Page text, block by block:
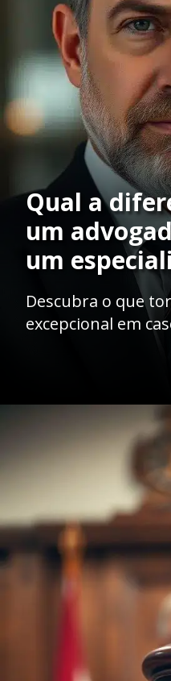
Qual a
um
um
Descubra o que
excepcional em